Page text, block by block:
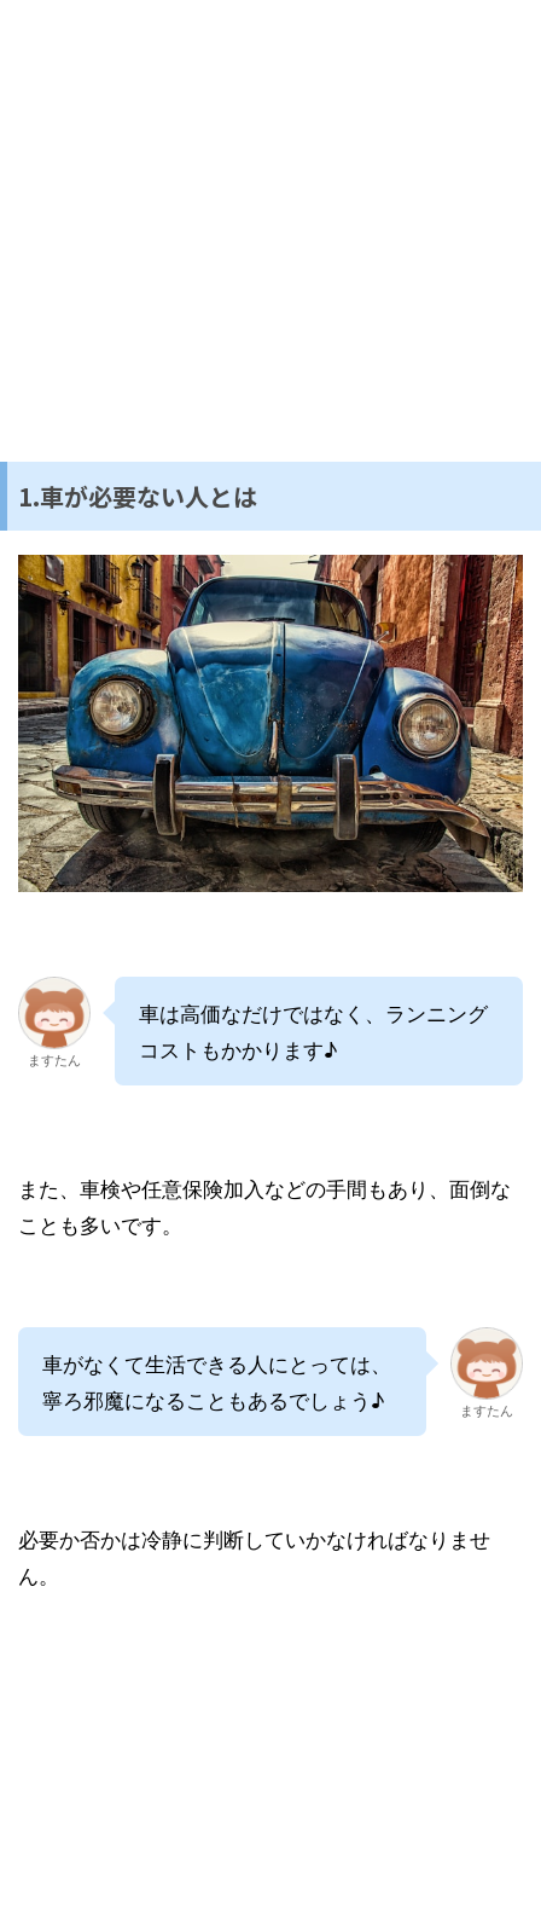
1.車が必要ない人とは
ますたん
車は高価なだけではなく、ランニング
コストもかかります♪
また、車検や任意保険加入などの手間もあり、面倒な
ことも多いです。
車がなくて生活できる人にとっては、
寧ろ邪魔になることもあるでしょう♪
ますたん
必要か否かは冷静に判断していかなければなりませ
ん。